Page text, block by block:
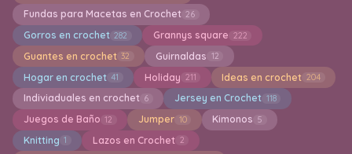
Fundas para Macetas en Crochet 26
Gorros en crochet 282 Grannys square 222
Guantes en crochet 32 Guirnaldas 12
Hogar en crochet 41 Holiday 211 Ideas en crochet 204
Indiviaduales en crochet 6 Jersey en Crochet 118
Juegos de Baño 12 Jumper 10 Kimonos 5
Knitting 1 Lazos en Crochet 2